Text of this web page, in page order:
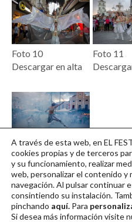
Foto 10
Descargar en alta
Foto 11
Foto 13
Descargar en alta
A través de esta web, en EL
cookies propias y de terceros
y su funcionamiento, realizar
web, personalizar el contenido y
navegación. Al pulsar continuar
consintiendo su instalación.
pinchando aquí. Para
Si desea más información visite